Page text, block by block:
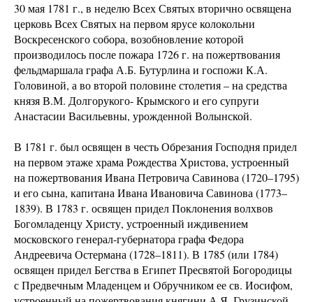
30 мая 1781 г., в неделю Всех Святых вторично освящена
церковь Всех Святых на первом ярусе колокольни
Воскресенского собора, возобновление которой
производилось после пожара 1726 г. на пожертвования
фельдмаршала графа А.Б. Бутурлина и госпожи К.А.
Головиной, а во второй половине столетия – на средства
князя В.М. Долгорукого- Крымского и его супруги
Анастасии Васильевны, урожденной Волынской.
В 1781 г. был освящен в честь Обрезания Господня придел
на первом этаже храма Рождества Христова, устроенный
на пожертвования Ивана Петровича Савинова (1720–1795)
и его сына, капитана Ивана Ивановича Савинова (1773–
1839). В 1783 г. освящен придел Поклонения волхвов
Богомладенцу Христу, устроенный иждивением
московского генерал-губернатора графа Федора
Андреевича Остермана (1728–1811). В 1785 (или 1784)
освящен придел Бегства в Египет Пресвятой Богородицы
с Предвечным Младенцем и Обручником ее св. Иосифом,